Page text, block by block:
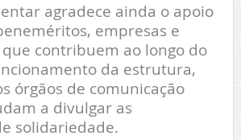
agradece ainda o apoio
empresas e
que contribuem ao longo do
da estrutura,
órgãos de comunicação
a divulgar as
solidariedade.